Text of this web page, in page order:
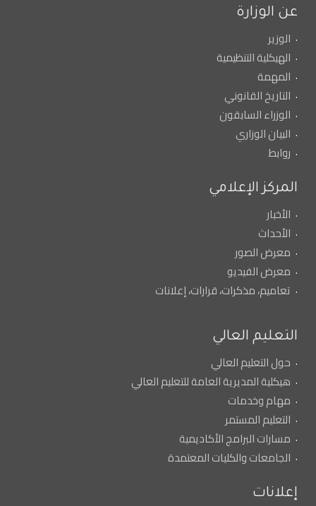
عن الوزارة
الوزير
الهيكلية التنظيمية
المهمة
التاريخ القانوني
الوزراء السابقون
البيان الوزاري
روابط
المركز الإعلامي
الأخبار
الأحداث
معرض الصور
معرض الفيديو
تعاميم، مذكرات، قرارات، إعلانات
التعليم العالي
حول التعليم العالي
هيكلية المديرية العامة للتعليم العالي
مهام وخدمات
التعليم المستمر
مسارات البرامج الأكاديمية
الجامعات والكليات المعتمدة
إعلانات